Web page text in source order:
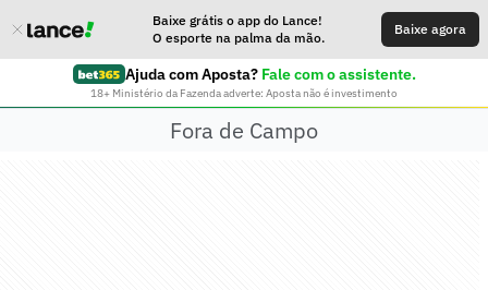
Baixe grátis o app do Lance!
O esporte na palma da mão.
Baixe agora
Ajuda com Aposta? Fale com o assistente.
18+ Ministério da Fazenda adverte: Aposta não é investimento
Fora de Campo